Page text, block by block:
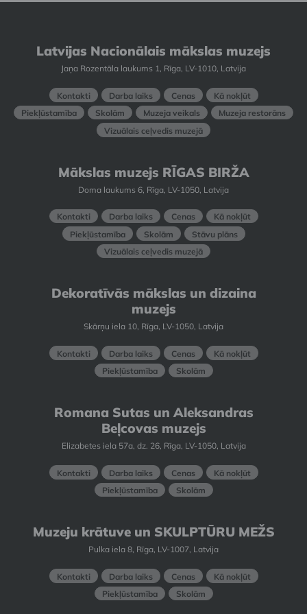
Latvijas Nacionālais mākslas muzejs
Jaņa Rozentāla laukums 1, Rīga, LV-1010, Latvija
Kontakti Darba laiks Cenas
Kā nokļūt
Piekļūstamība
Skolām Muzeja veikals
Muzeja restorāns
Vizuālais ceļvedis muzejā
Mākslas muzejs RĪGAS BIRŽA
Doma laukums 6, Rīga, LV-1050, Latvija
Kontakti Darba laiks Cenas
Kā nokļūt
Piekļūstamība
Skolām
Stāvu plāns
Vizuālais ceļvedis muzejā
Dekoratīvās mākslas un dizaina
muzejs
Skārņu iela 10, Rīga, LV-1050, Latvija
Kontakti Darba laiks Cenas
Kā nokļūt
Piekļūstamība
Skolām
Romana Sutas un Aleksandras
Beļcovas muzejs
Elizabetes iela 57a, dz. 26, Rīga, LV-1050, Latvija
Kontakti Darba laiks Cenas
Kā nokļūt
Piekļūstamība
Skolām
Muzeju krātuve un SKULPTŪRU MEŽS
Pulka iela 8, Rīga, LV-1007, Latvija
Kontakti Darba laiks Cenas
Kā nokļūt
Piekļūstamība
Skolām